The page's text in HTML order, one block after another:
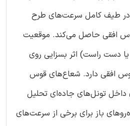
در طیف کامل سرعت‌های طرح
افقی حاصل می‌کند. موقعیت
دست راست) اثر بسزایی روی
افقی دارد. شعاع‌های قوس
داخل تونل‌های جاده‌ای تحلیل
باز برای برخی از سرعت‌های